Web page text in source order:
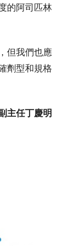
的阿司匹林
但我們也應
劑型和規格
主任丁慶明